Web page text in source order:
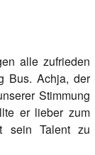
alle zufrieden
Bus. Achja, der
Stimmung
er lieber zum
sein Talent zu